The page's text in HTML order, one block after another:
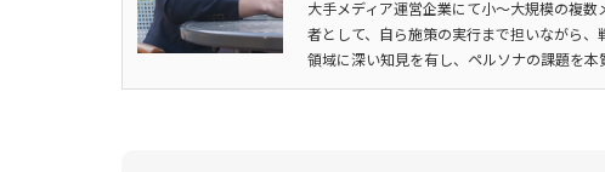
大手メディア運営企業にて小～大規模の複
者として、自ら施策の実行まで担いながら
領域に深い知見を有し、ペルソナの課題を本